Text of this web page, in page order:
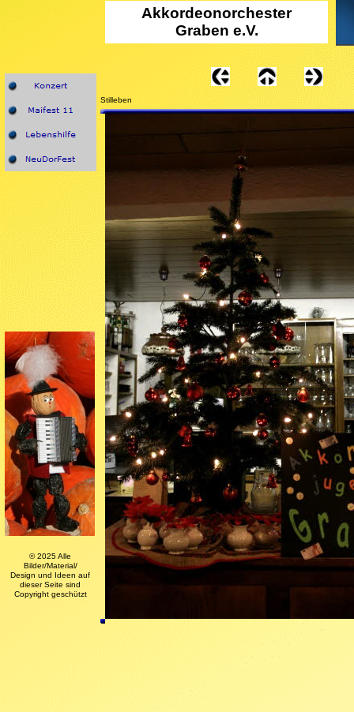
© 2025 Alle
Bilder/Material/
Design und Ideen auf
dieser Seite sind
Copyright geschützt
Akkordeonorchester
Graben e.V.
Stilleben